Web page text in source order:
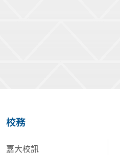
校務
嘉大校訊